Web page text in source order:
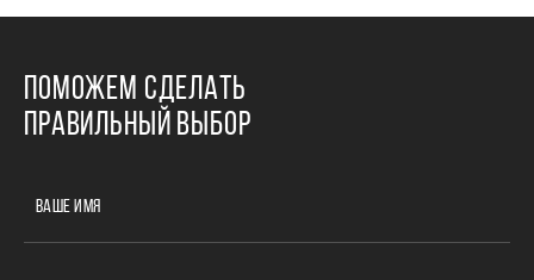
ПОМОЖЕМ СДЕЛАТЬ
ПРАВИЛЬНЫЙ ВЫБОР
ВАШЕ ИМЯ